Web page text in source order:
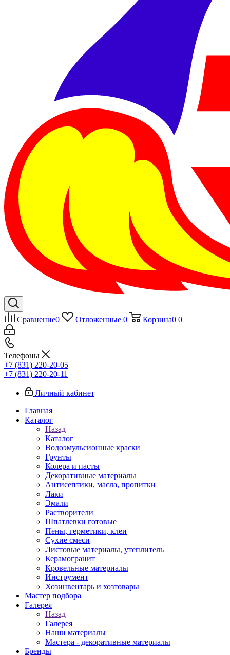
Сравнение0 Отложенные 0 Корзина0 0
Телефоны
+7 (831) 220-20-05
+7 (831) 220-20-11
Личный кабинет
Главная
Каталог
Назад
Каталог
Водоэмульсионные краски
Грунты
Колера и пасты
Декоративные материалы
Антисептики, масла, пропитки
Лаки
Эмали
Растворители
Шпатлевки готовые
Пены, герметики, клеи
Сухие смеси
Листовые материалы, утеплитель
Керамогранит
Кровельные материалы
Инструмент
Хозинвентарь и хозтовары
Мастер подбора
Галерея
Назад
Галерея
Наши материалы
Мастера - декоративные материалы
Бренды